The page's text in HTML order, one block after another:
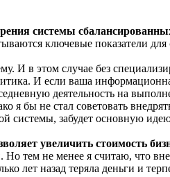
системы
ключевые показатели
И в этом случае без
И если ваша
деятельность на
бы не стал советовать
забудет основную идею
увеличить стоимость
тем не менее я считаю, что
лет назад теряла деньги и